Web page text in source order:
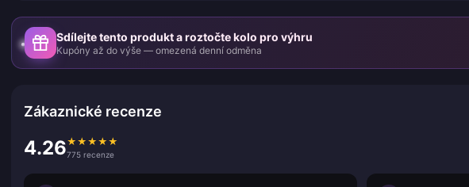
Sdílejte tento produkt a roztočte kolo pro výhru
Kupóny až do výše — omezená denní odměna
Zákaznické recenze
4.26★ ★ ★ ★ ★
775 recenze